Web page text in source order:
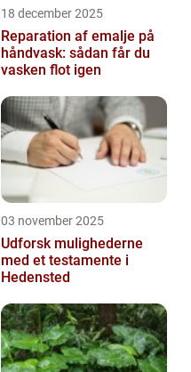
18 december 2025
Reparation af emalje på
håndvask: sådan får du
vasken flot igen
03 november 2025
Udforsk mulighederne
med et testamente i
Hedensted